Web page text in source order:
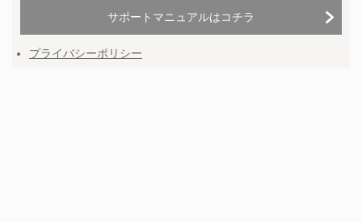
サポートマニュアルはコチラ
プライバシーポリシー